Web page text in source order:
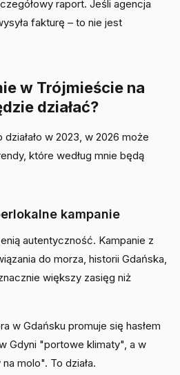
raport. Jeśli agencja
fakturę – to nie jest
w Trójmieście na
działać?
w 2023, w 2026 może
które według mnie będą
kampanie
autentyczność. Kampanie z
do morza, historii Gdańska,
większy zasięg niż
w Gdańsku promuje się hasłem
Gdyni "portowe klimaty", a w
molo". To działa.